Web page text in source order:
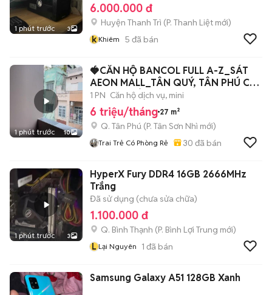
1 phút trước 3
6.000.000 đ
Huyện Thanh Trì (P. Thanh Liệt mới)
k Khiêm 5 đã bán
1 phút trước 10
🍓CĂN HỘ BANCOL FULL A-Z_SÁT
AEON MALL_TÂN QUÝ, TÂN PHÚ CÓ
THANG MÁY
1 PN Căn hộ dịch vụ, mini
6 triệu/tháng 27 m²
Q. Tân Phú (P. Tân Sơn Nhì mới)
Trai Trẻ Có Phòng Rẻ 30 đã bán
1 phút trước 3
HyperX Fury DDR4 16GB 2666MHz
Trắng
Đã sử dụng (chưa sửa chữa)
1.100.000 đ
Q. Bình Thạnh (P. Bình Lợi Trung mới)
L Lại Nguyên 1 đã bán
Samsung Galaxy A51 128GB Xanh